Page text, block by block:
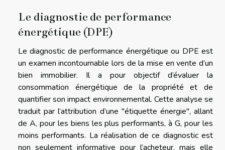
Le diagnostic de performance
énergétique (DPE)
Le diagnostic de performance énergétique ou DPE est
un examen incontournable lors de la mise en vente d’un
bien immobilier. Il a pour objectif d’évaluer la
consommation énergétique de la propriété et de
quantifier son impact environnemental. Cette analyse se
traduit par l’attribution d’une "étiquette énergie", allant
de A, pour les biens les plus performants, à G, pour les
moins performants. La réalisation de ce diagnostic est
non seulement informative pour l’acheteur, mais elle